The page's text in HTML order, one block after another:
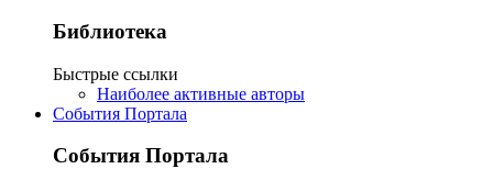
Библиотека
Быстрые ссылки
Наиболее активные авторы
События Портала
События Портала